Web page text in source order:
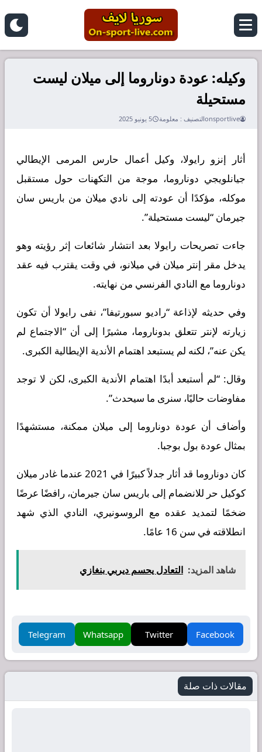
وكيله: عودة دوناروما إلى ميلان ليست
مستحيلة
onsportliveالتصنيف : معلومة 5 يونيو 2025
أثار إنزو رايولا، وكيل أعمال حارس المرمى الإيطالي
جيانلويجي دوناروما، موجة من التكهنات حول مستقبل
موكله، مؤكدًا أن عودته إلى نادي ميلان من باريس سان
جيرمان “ليست مستحيلة”.
جاءت تصريحات رايولا بعد انتشار شائعات إثر رؤيته وهو
يدخل مقر إنتر ميلان في ميلانو، في وقت يقترب فيه عقد
دوناروما مع النادي الفرنسي من نهايته.
وفي حديثه لإذاعة “راديو سبورتيفا”، نفى رايولا أن تكون
زيارته لإنتر تتعلق بدوناروما، مشيرًا إلى أن “الاجتماع لم
يكن عنه”، لكنه لم يستبعد اهتمام الأندية الإيطالية الكبرى.
وقال: “لم أستبعد أبدًا اهتمام الأندية الكبرى، لكن لا توجد
مفاوضات حاليًا، سنرى ما سيحدث”.
وأضاف أن عودة دوناروما إلى ميلان ممكنة، مستشهدًا
بمثال عودة بول بوجبا.
كان دوناروما قد أثار جدلاً كبيرًا في 2021 عندما غادر ميلان
كوكيل حر للانضمام إلى باريس سان جيرمان، رافضًا عرضًا
ضخمًا لتمديد عقده مع الروسونيري، النادي الذي شهد
انطلاقته في سن 16 عامًا.
شاهد المزيد: التعادل يحسم ديربي بنغازي
Facebook
Twitter
Whatsapp
Telegram
مقالات ذات صلة